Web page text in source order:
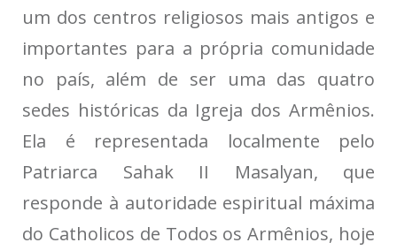
um dos centros religiosos mais antigos e
importantes para a própria comunidade
no país, além de ser uma das quatro
sedes históricas da Igreja dos Armênios.
Ela é representada localmente pelo
Patriarca Sahak II Masalyan, que
responde à autoridade espiritual máxima
do Catholicos de Todos os Armênios, hoje